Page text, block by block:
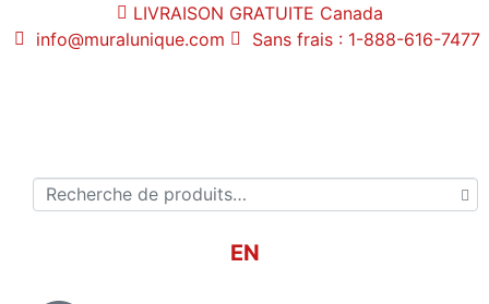
info@muralunique.com Sans frais : 1-888-616-7477
LIVRAISON GRATUITE Canada
EN